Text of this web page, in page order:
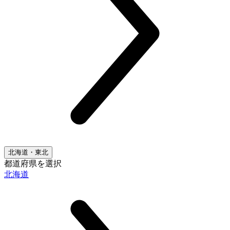
北海道・東北
都道府県を選択
北海道